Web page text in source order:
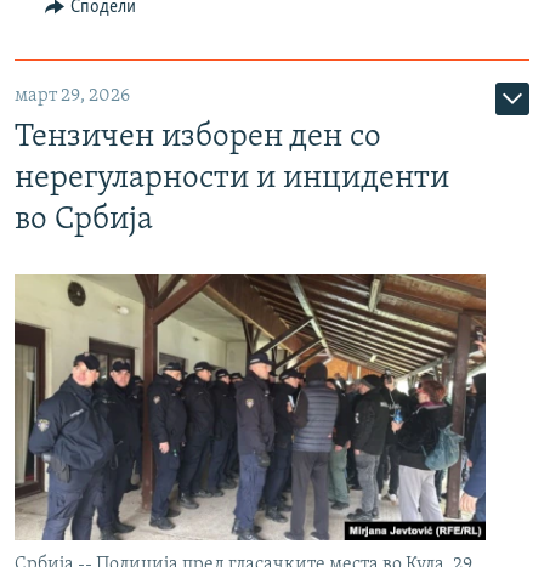
Сподели
март 29, 2026
Тензичен изборен ден со
нерегуларности и инциденти
во Србија